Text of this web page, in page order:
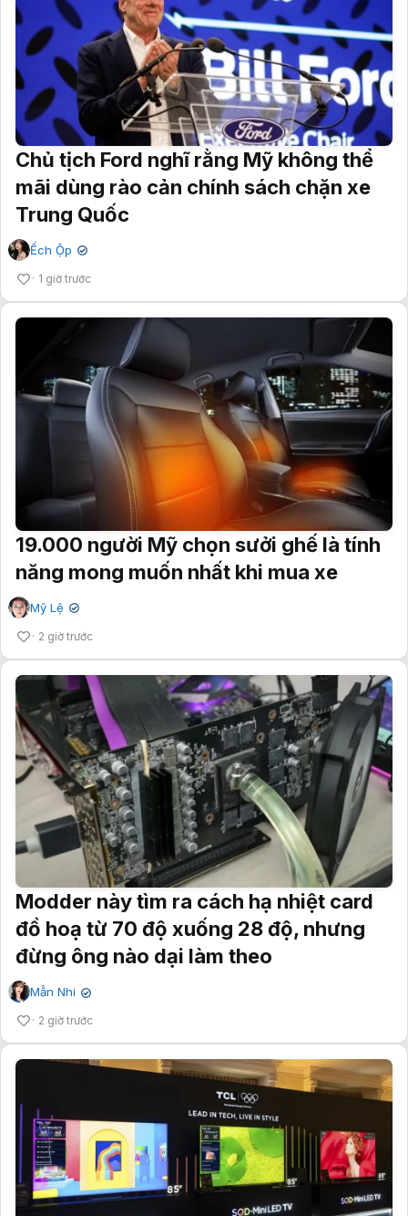
Chủ tịch Ford nghĩ rằng Mỹ không thể
mãi dùng rào cản chính sách chặn xe
Trung Quốc
Ếch Ộp ✔
1 giờ trước
19.000 người Mỹ chọn sưởi ghế là tính
năng mong muốn nhất khi mua xe
Mỹ Lệ ✔
2 giờ trước
Modder này tìm ra cách hạ nhiệt card
đồ hoạ từ 70 độ xuống 28 độ, nhưng
đừng ông nào dại làm theo
Mẫn Nhi ✔
2 giờ trước